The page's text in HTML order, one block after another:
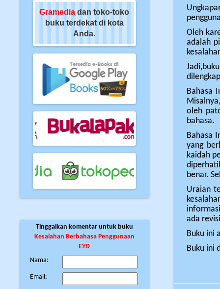
Gramedia dan toko-toko
buku terdekat di kota
Anda.
dan toko-
buku terdekat di
Anda.
Tinggalkan komentar untuk buku
Kesalahan Berbahasa Penggunaan
EYD
Nama:
Email:
Oleh
adalah
Bahasa
oleh
bahasa.
Bahasa
yang
kaidah
benar.
Uraian
ada
Buku ini
Buku ini